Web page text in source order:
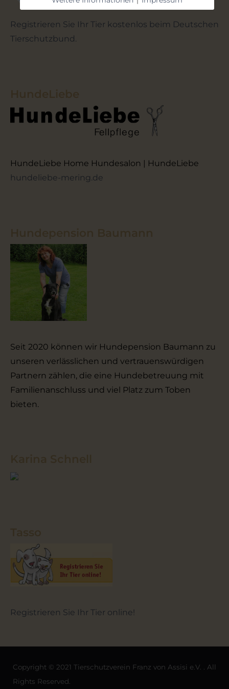
Registrieren Sie Ihr Tier kostenlos beim Deutschen
Tierschutzbund.
HundeLiebe Home Hundesalon | HundeLiebe
hundeliebe-mering.de
Seit 2020 können wir Hundepension Baumann zu
unseren verlässlichen und vertrauenswürdigen
Partnern zählen, die eine Hundebetreuung mit
Familienanschluss und viel Platz zum Toben
bieten.
Registrieren Sie Ihr Tier online!
Copyright © 2021 Tierschutzverein Franz von Assisi e.V. . All
Rights Reserved.